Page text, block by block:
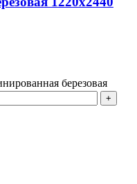
березовая